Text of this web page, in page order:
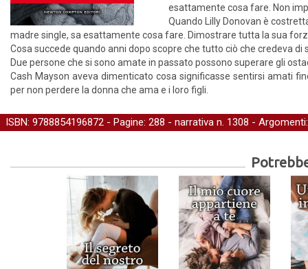
esattamente cosa fare. Non
Quando Lilly Donovan è
madre single, sa esattamente cosa fare. Dimostrare tutta la sua
Cosa succede quando anni dopo scopre che tutto ciò che credeva di
Due persone che si sono amate in passato possono superare gli
Cash Mayson aveva dimenticato cosa significasse sentirsi amati
per non perdere la donna che ama e i loro figli.
ISBN: 9788854196872 - Pagine: 288 - narrativa n. 1308 -